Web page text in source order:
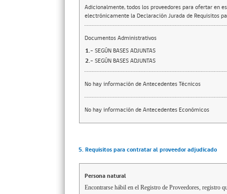
Adicionalmente, todos los proveedores para ofertar en
electrónicamente la Declaración Jurada de Requisitos
Documentos Administrativos
1.- SEGÚN BASES ADJUNTAS
2.- SEGÚN BASES ADJUNTAS
No hay información de Antecedentes Técnicos
No hay información de Antecedentes Económicos
5. Requisitos para contratar al proveedor adjudicado
Persona natural
Encontrarse hábil en el Registro de Proveedores, registro